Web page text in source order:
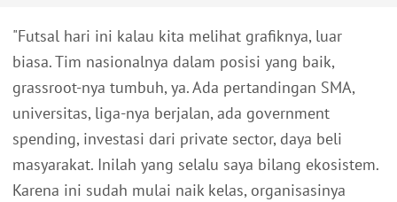
"Futsal hari ini kalau kita melihat grafiknya, luar
biasa. Tim nasionalnya dalam posisi yang baik,
grassroot-nya tumbuh, ya. Ada pertandingan SMA,
universitas, liga-nya berjalan, ada government
spending, investasi dari private sector, daya beli
masyarakat. Inilah yang selalu saya bilang ekosistem.
Karena ini sudah mulai naik kelas, organisasinya